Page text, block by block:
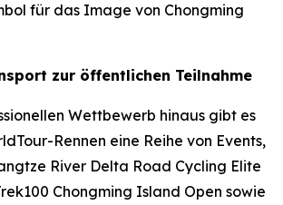
für das Image von Chongming
zur öffentlichen Teilnahme
Wettbewerb hinaus gibt es
Rennen eine Reihe von Events,
River Delta Road Cycling Elite
Chongming Island Open sowie